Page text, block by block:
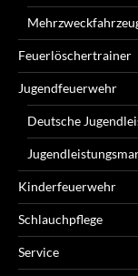
Feuerlöschertrainer
Jugendfeuerwehr
Deutsche
Kinderfeuerwehr
Schlauchpflege
Service